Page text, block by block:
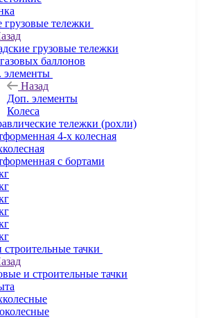
грузовые тележки
грузовые тележки
баллонов
элементы
Назад
Доп. элементы
Колеса
тележки (рохли)
4-х колесная
с бортами
тачки
и строительные тачки